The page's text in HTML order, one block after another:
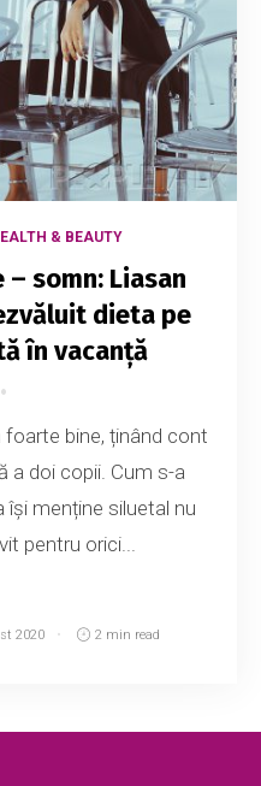
& BEAUTY
– somn: Liasan
dieta pe
în vacanță
foarte bine, ținând cont
a doi copii. Cum s-a
își menține siluetal nu
pentru orici...
2020 2 min read